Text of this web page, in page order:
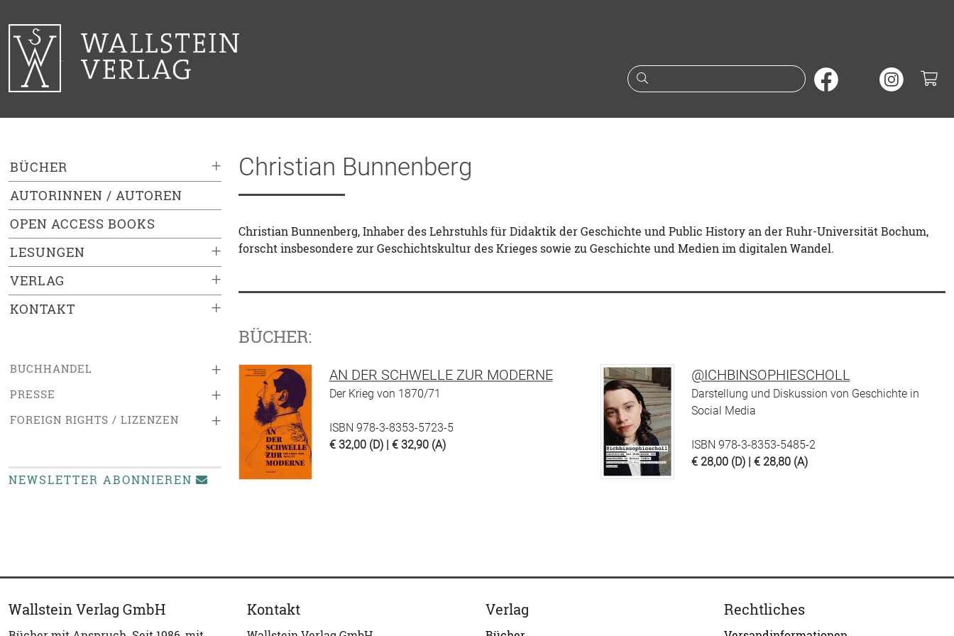
Suche nach Büchern oder
+
BÜCHER
AUTORINNEN / AUTOREN
OPEN ACCESS BOOKS
+
LESUNGEN
+
VERLAG
+
KONTAKT
+
BUCHHANDEL
+
PRESSE
+
FOREIGN RIGHTS / LIZENZEN
NEWSLETTER ABONNIEREN
Christian Bunnenberg
Christian Bunnenberg, Inhaber des Lehrstuhls für Didaktik der Geschichte und Public History an der Ruhr-Universität Bochum,
forscht insbesondere zur Geschichtskultur des Krieges sowie zu Geschichte und Medien im digitalen Wandel.
BÜCHER:
AN DER SCHWELLE ZUR MODERNE
Der Krieg von 1870/71
ISBN 978-3-8353-5723-5
€ 32,00 (D) | € 32,90 (A)
@ICHBINSOPHIESCHOLL
Darstellung und Diskussion von Geschichte in
Social Media
ISBN 978-3-8353-5485-2
€ 28,00 (D) | € 28,80 (A)
Wallstein Verlag GmbH Kontakt Verlag Rechtliches